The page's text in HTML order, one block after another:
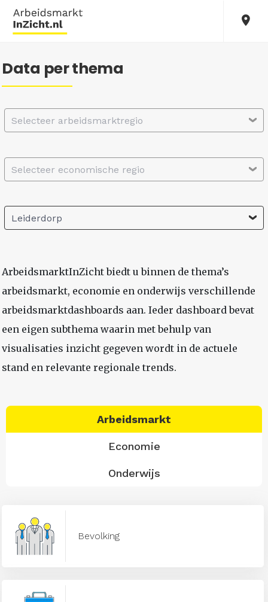
Data per thema
Selecteer arbeidsmarktregio
Selecteer economische regio
Leiderdorp
ArbeidsmarktInZicht biedt u binnen de thema’s
arbeidsmarkt, economie en onderwijs verschillende
arbeidsmarktdashboards aan. Ieder dashboard bevat
een eigen subthema waarin met behulp van
visualisaties inzicht gegeven wordt in de actuele
stand en relevante regionale trends.
Arbeidsmarkt
Economie
Onderwijs
Bevolking